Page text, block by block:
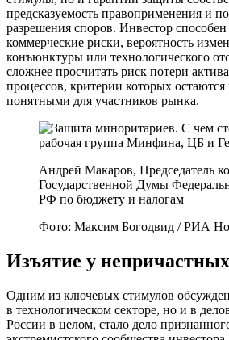
предсказуемость правоприменения и
разрешения споров. Инвестор
коммерческие риски, вероятность
конъюнктуры или технологического
сложнее просчитать риск потери актива
процессов, критерии которых остаются
понятными для участников рынка.
Андрей Макаров, Председатель
Государственной Думы
РФ по бюджету и налогам
Фото: Максим Богодвид / РИА
Изъятие у непричастных
Одним из ключевых стимулов
в технологическом секторе, но и в
России в целом, стало дело